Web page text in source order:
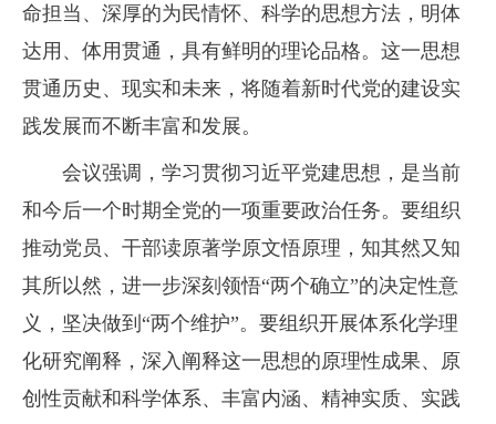
命担当、深厚的为民情怀、科学的思想方法，明体
达用、体用贯通，具有鲜明的理论品格。这一思想
贯通历史、现实和未来，将随着新时代党的建设实
践发展而不断丰富和发展。
会议强调，学习贯彻习近平党建思想，是当前
和今后一个时期全党的一项重要政治任务。要组织
推动党员、干部读原著学原文悟原理，知其然又知
其所以然，进一步深刻领悟“两个确立”的决定性意
义，坚决做到“两个维护”。要组织开展体系化学理
化研究阐释，深入阐释这一思想的原理性成果、原
创性贡献和科学体系、丰富内涵、精神实质、实践